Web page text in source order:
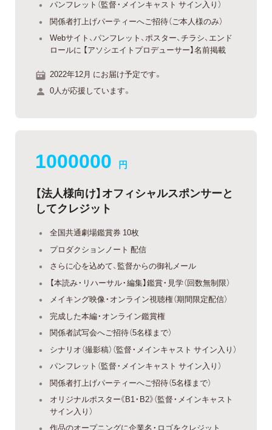
パンフレット（監督・メインキャスト サイン入り）
関係者打上げパーティーへご招待（ご本人様のみ）
Webサイト、パンフレット、ポスター、チラシ、エンド
ロールに 【アソシエイトプロデューサー】名前掲載
2022年12月 にお届け予定です。
0人が応援しています。
1000000 円
【法人様向け】オフィシャルスポンサーと
してクレジット
全国共通劇場鑑賞券 10枚
プロダクションノート 配信
さらに心を込めて、監督からの御礼メール
【本読み・リハーサル・編集】鑑賞・見学（回数無制限）
メイキング映像・オンライン視聴権（期間限定配信）
完成した本編・オンライン鑑賞権
関係者試写会へご招待（5名様まで）
シナリオ（撮影稿）（監督・メインキャスト サイン入り）
パンフレット（監督・メインキャスト サイン入り）
関係者打上げパーティーへご招待（5名様まで）
オリジナルポスター《B1・B2》（監督・メインキャスト
サイン入り）
作品のオープニングに企業名・ロゴをクレジット